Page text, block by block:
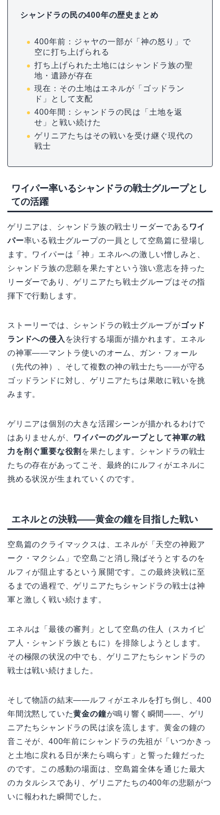
シャンドラの民の400年の歴史まとめ
400年前：ジャヤの一部が「神の怒り」で
空に打ち上げられる
打ち上げられた土地にはシャンドラ族の聖
地・遺跡が存在
現在：その土地はエネルが「ゴッドラン
ド」として支配
400年間：シャンドラの民は「土地を返
せ」と戦い続けた
ゲリニアたちはその戦いを受け継ぐ現代の
戦士
ワイパー率いるシャンドラの戦士グループとし
ての活躍
ゲリニアは、シャンドラ族の戦士リーダーである ワイ
パー率いる戦士グループの一員として空島篇に登場し
ます。ワイパーは「神」エネルへの激しい憎しみと、
シャンドラ族の悲願を果たすという強い意志を持った
リーダーであり、ゲリニアたち戦士グループはその指
揮下で行動します。
ストーリーでは、シャンドラの戦士グループがゴッド
ランドへの侵入 を決行する場面が描かれます。エネル
の神軍——マントラ使いのオーム、ガン・フォール
（先代の神）、そして複数の神の戦士たち——が守る
ゴッドランドに対し、ゲリニアたちは果敢に戦いを挑
みます。
ゲリニアは個別の大きな活躍シーンが描かれるわけで
はありませんが、 ワイパーのグループとして神軍の戦
力を削ぐ重要な役割 を果たします。シャンドラの戦士
たちの存在があってこそ、最終的にルフィがエネルに
挑める状況が生まれていくのです。
エネルとの決戦——黄金の鐘を目指した戦い
空島篇のクライマックスは、エネルが「天空の神殿ア
ーク・マクシム」で空島ごと消し飛ばそうとするのを
ルフィが阻止するという展開です。この最終決戦に至
るまでの過程で、ゲリニアたちシャンドラの戦士は神
軍と激しく戦い続けます。
エネルは「最後の審判」として空島の住人（スカイピ
ア人・シャンドラ族ともに）を排除しようとします。
その極限の状況の中でも、ゲリニアたちシャンドラの
戦士は戦い続けました。
そして物語の結末——ルフィがエネルを打ち倒し、400
年間沈黙していた黄金の鐘が鳴り響く瞬間——、ゲリ
ニアたちシャンドラの民は涙を流します。黄金の鐘の
音こそが、400年前にシャンドラの先祖が「いつかきっ
と土地に戻れる日が来たら鳴らす」と誓った鐘だった
のです。この感動の場面は、空島篇全体を通じた最大
のカタルシスであり、ゲリニアたちの400年の悲願がつ
いに報われた瞬間でした。